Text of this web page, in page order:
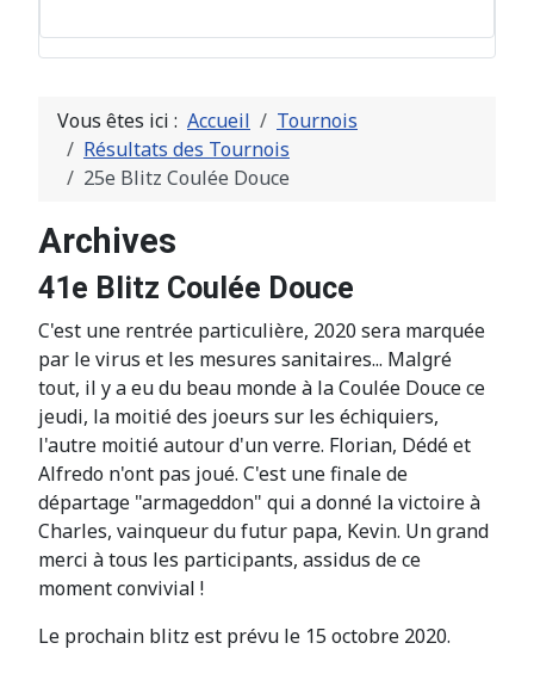
Vous êtes ici : Accueil
Tournois
Résultats des Tournois
25e Blitz Coulée Douce
Archives
41e Blitz Coulée Douce
C'est une rentrée particulière, 2020 sera marquée
par le virus et les mesures sanitaires... Malgré
tout, il y a eu du beau monde à la Coulée Douce ce
jeudi, la moitié des joeurs sur les échiquiers,
l'autre moitié autour d'un verre. Florian, Dédé et
Alfredo n'ont pas joué. C'est une finale de
départage "armageddon" qui a donné la victoire à
Charles, vainqueur du futur papa, Kevin. Un grand
merci à tous les participants, assidus de ce
moment convivial !
Le prochain blitz est prévu le 15 octobre 2020.